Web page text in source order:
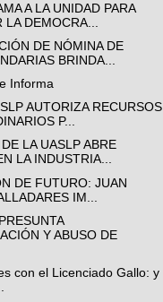
A LA UNIDAD PARA
LA DEMOCRA...
DE NÓMINA DE
BRINDA...
Informa
AUTORIZA RECURSOS
P...
LA UASLP ABRE
LA INDUSTRIA...
DE FUTURO: JUAN
IM...
Y ABUSO DE
con el Licenciado Gallo: y